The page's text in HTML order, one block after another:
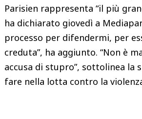
Parisien rappresenta “il più
ha dichiarato giovedì a
processo per difendermi, per
creduta”, ha aggiunto. “Non è
accusa di stupro”, sottolinea la
fare nella lotta contro la